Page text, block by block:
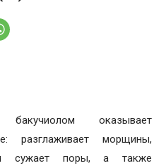
оказывает
разглаживает морщины,
и сужает поры, а также